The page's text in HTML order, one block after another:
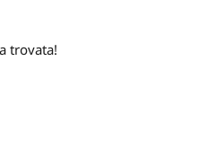
trovata!